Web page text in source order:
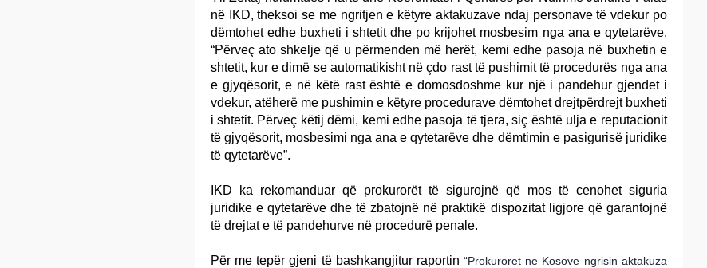
në IKD, theksoi se me ngritjen e këtyre aktakuzave ndaj personave të vdekur po
dëmtohet edhe buxheti i shtetit dhe po krijohet mosbesim nga ana e qytetarëve.
“Përveç ato shkelje që u përmenden më herët, kemi edhe pasoja në buxhetin e
shtetit, kur e dimë se automatikisht në çdo rast të pushimit të procedurës nga ana
e gjyqësorit, e në këtë rast është e domosdoshme kur një i pandehur gjendet i
vdekur, atëherë me pushimin e këtyre procedurave dëmtohet drejtpërdrejt buxheti
i shtetit. Përveç këtij dëmi, kemi edhe pasoja të tjera, siç është ulja e reputacionit
të gjyqësorit, mosbesimi nga ana e qytetarëve dhe dëmtimin e pasigurisë juridike
të qytetarëve”.
IKD ka rekomanduar që prokurorët të sigurojnë që mos të cenohet siguria
juridike e qytetarëve dhe të zbatojnë në praktikë dispozitat ligjore që garantojnë
të drejtat e të pandehurve në procedurë penale.
Për me tepër gjeni të bashkangjitur raportin“Prokuroret ne Kosove ngrisin aktakuza